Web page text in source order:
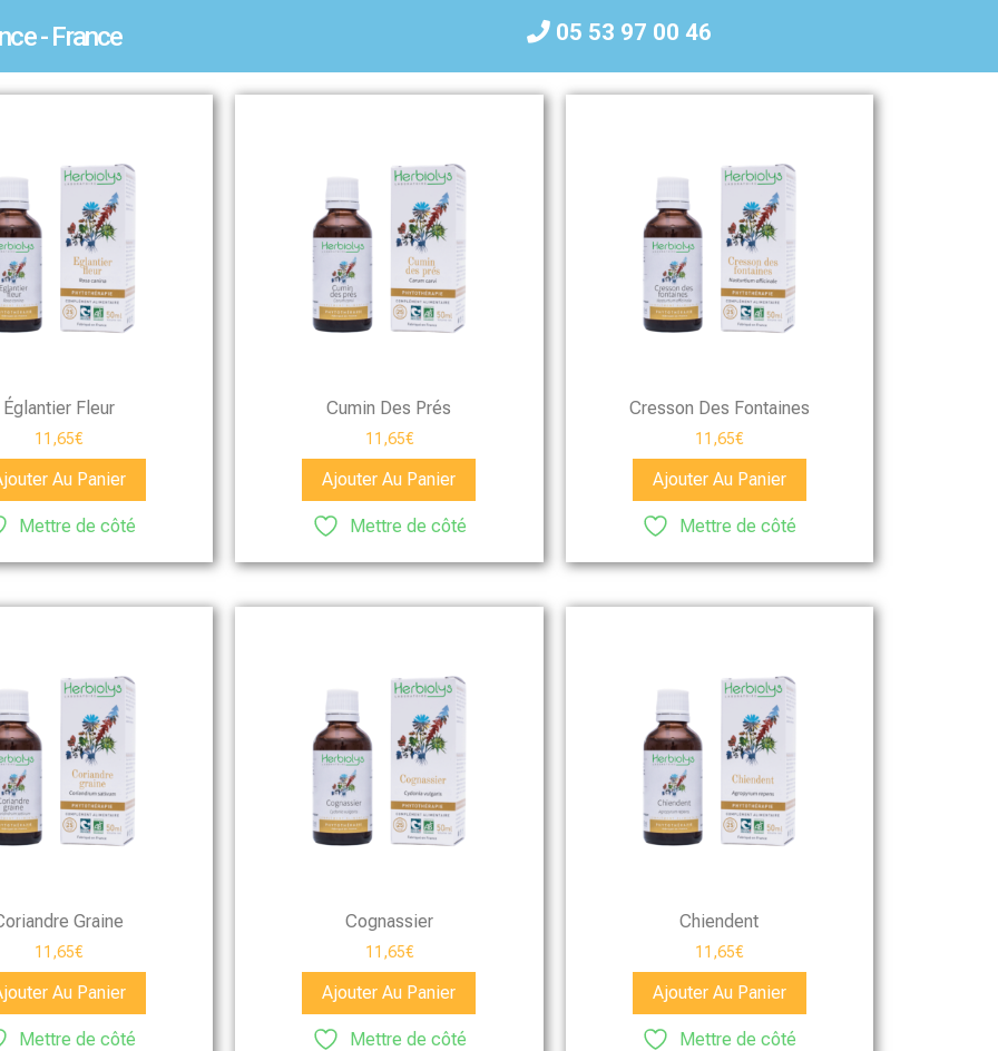
- France 05 53 97 00 46
Églantier Fleur
11,65€
Au Panier
Mettre de côté
Cumin Des Prés
11,65€
Ajouter Au Panier
Mettre de côté
Cresson Des Fontaines
11,65€
Ajouter Au Panier
Mettre de côté
Graine
11,65€
Au Panier
Mettre de côté
Cognassier
11,65€
Ajouter Au Panier
Mettre de côté
Chiendent
11,65€
Ajouter Au Panier
Mettre de côté